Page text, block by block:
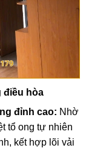
điều hòa
đỉnh cao: Nhờ
tổ ong tự nhiên
kết hợp lõi vải